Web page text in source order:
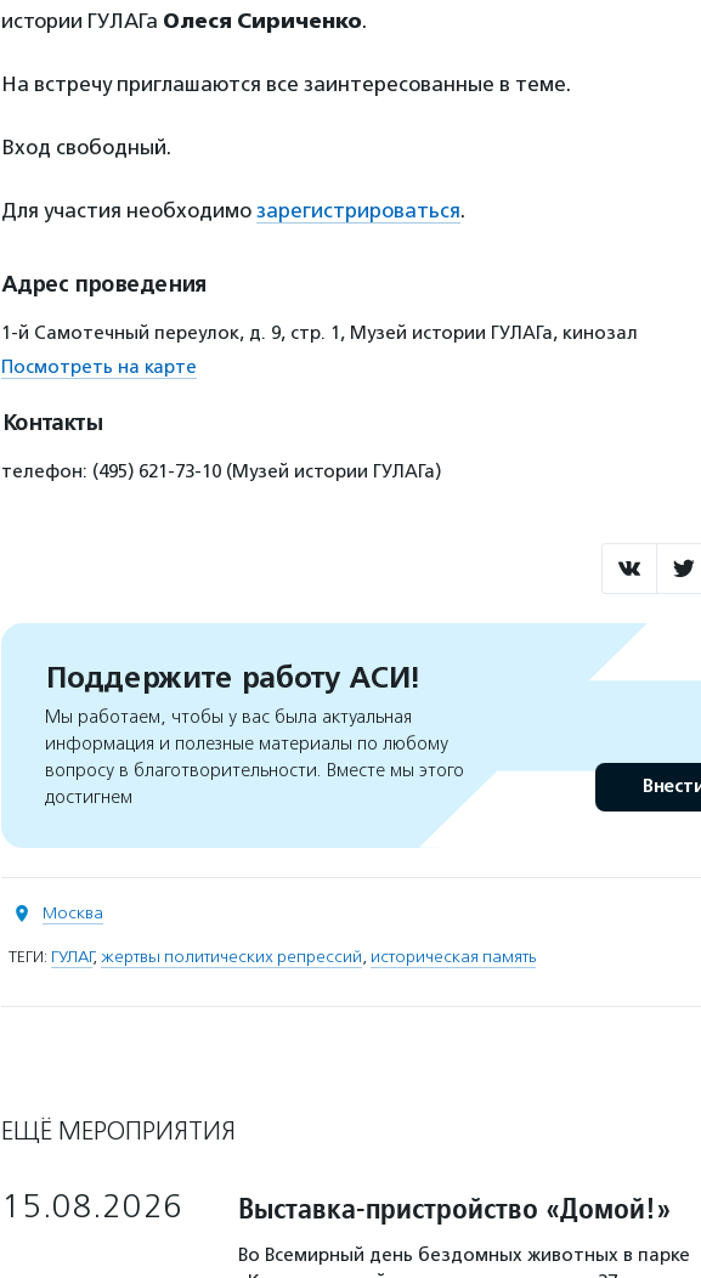
истории ГУЛАГа Олеся Сириченко.
На встречу приглашаются все заинтересованные в теме.
Вход свободный.
Для участия необходимо зарегистрироваться.
Адрес проведения
1-й Самотечный переулок, д. 9, стр. 1, Музей истории ГУЛАГа, кинозал
Посмотреть на карте
Контакты
телефон: (495) 621-73-10 (Музей истории ГУЛАГа)
Поддержите работу АСИ!
Мы работаем, чтобы у вас была актуальная
информация и полезные материалы по любому
вопросу в благотворительности. Вместе мы этого
достигнем
Москва
ТЕГИ: ГУЛАГ, жертвы политических репрессий, историческая память
ЕЩЁ МЕРОПРИЯТИЯ
15.08.2026 Выставка-пристройство «Домой!»
Во Всемирный день бездомных животных в парке